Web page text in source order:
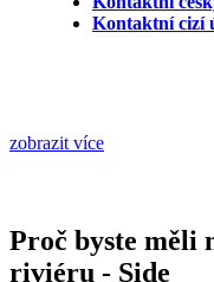
Kontaktní cizí
zobrazit více
Proč byste měli
riviéru - Side